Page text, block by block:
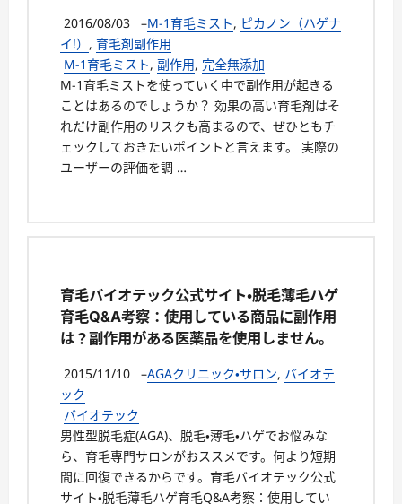
2016/08/03 –M-1育毛ミスト, ピカノン（ハゲナ
イ!） , 育毛剤副作用
M-1育毛ミスト, 副作用, 完全無添加
M-1育毛ミストを使っていく中で副作用が起きる
ことはあるのでしょうか？ 効果の高い育毛剤はそ
れだけ副作用のリスクも高まるので、ぜひともチ
ェックしておきたいポイントと言えます。 実際の
ユーザーの評価を調 …
育毛バイオテック公式サイト・脱毛薄毛ハゲ
育毛Q&A考察：使用している商品に副作用
は？副作用がある医薬品を使用しません。
2015/11/10 –AGAクリニック・サロン, バイオテ
ック
バイオテック
男性型脱毛症(AGA)、脱毛・薄毛・ハゲでお悩みな
ら、育毛専門サロンがおススメです。何より短期
間に回復できるからです。育毛バイオテック公式
サイト・脱毛薄毛ハゲ育毛Q&A考察：使用してい